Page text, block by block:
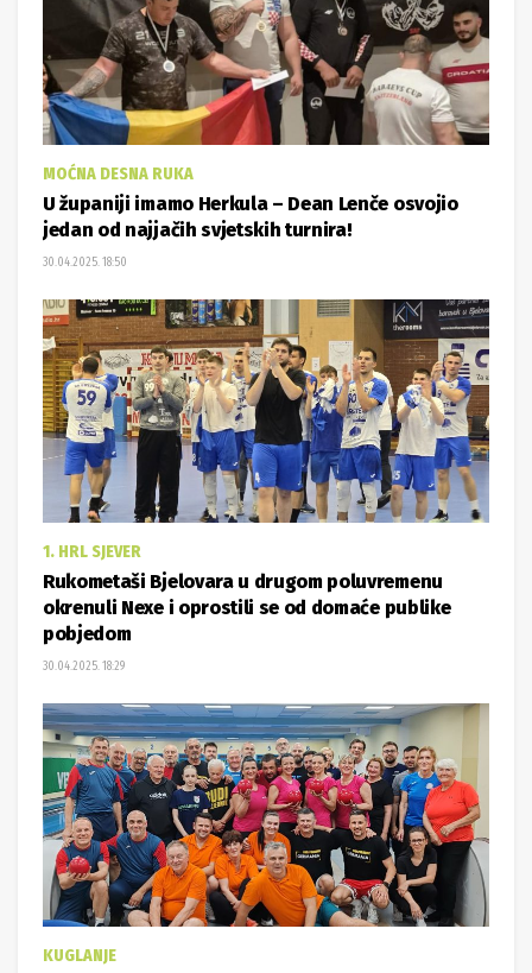
MOĆNA DESNA RUKA
U županiji imamo Herkula – Dean Lenče osvojio
jedan od najjačih svjetskih turnira!
30.04.2025. 18:50
1. HRL SJEVER
Rukometaši Bjelovara u drugom poluvremenu
okrenuli Nexe i oprostili se od domaće publike
pobjedom
30.04.2025. 18:29
KUGLANJE